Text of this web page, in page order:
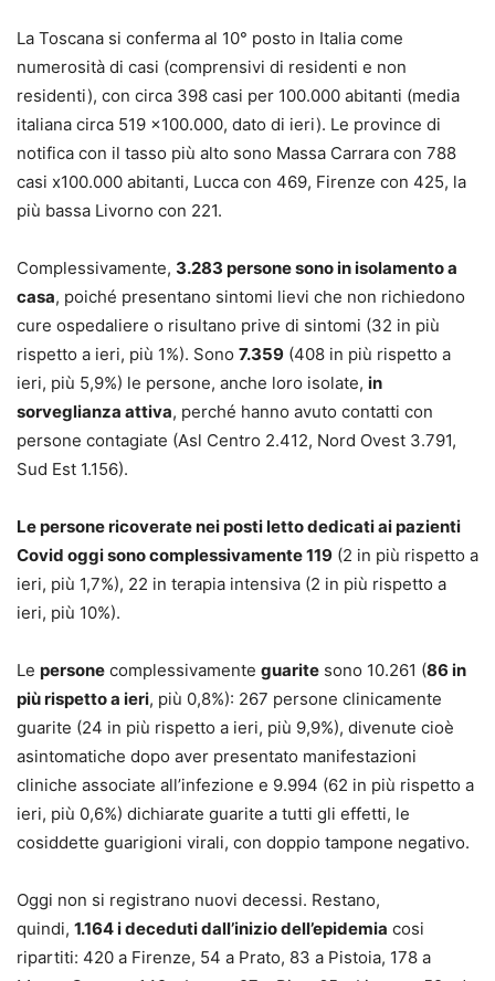
La Toscana si conferma al 10° posto in Italia come
numerosità di casi (comprensivi di residenti e non
residenti), con circa 398 casi per 100.000 abitanti (media
italiana circa 519 x100.000, dato di ieri). Le province di
notifica con il tasso più alto sono Massa Carrara con 788
casi x100.000 abitanti, Lucca con 469, Firenze con 425, la
più bassa Livorno con 221.
Complessivamente, 3.283 persone sono in isolamento a
casa, poiché presentano sintomi lievi che non richiedono
cure ospedaliere o risultano prive di sintomi (32 in più
rispetto a ieri, più 1%). Sono 7.359 (408 in più rispetto a
ieri, più 5,9%) le persone, anche loro isolate, in
sorveglianza attiva, perché hanno avuto contatti con
persone contagiate (Asl Centro 2.412, Nord Ovest 3.791,
Sud Est 1.156).
Le persone ricoverate nei posti letto dedicati ai pazienti
Covid oggi sono complessivamente 119 (2 in più rispetto a
ieri, più 1,7%), 22 in terapia intensiva (2 in più rispetto a
ieri, più 10%).
Le persone complessivamente guarite sono 10.261 (86 in
più rispetto a ieri, più 0,8%): 267 persone clinicamente
guarite (24 in più rispetto a ieri, più 9,9%), divenute cioè
asintomatiche dopo aver presentato manifestazioni
cliniche associate all’infezione e 9.994 (62 in più rispetto a
ieri, più 0,6%) dichiarate guarite a tutti gli effetti, le
cosiddette guarigioni virali, con doppio tampone negativo.
Oggi non si registrano nuovi decessi. Restano,
quindi, 1.164 i deceduti dall’inizio dell’epidemia cosi
ripartiti: 420 a Firenze, 54 a Prato, 83 a Pistoia, 178 a